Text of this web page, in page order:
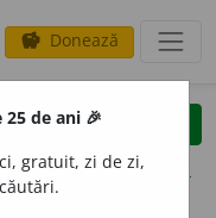
savings Donează
clear
opțiuni
de ani 🎉
gratuit, zi de zi,